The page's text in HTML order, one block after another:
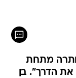
מתחת
את הדרך". בן